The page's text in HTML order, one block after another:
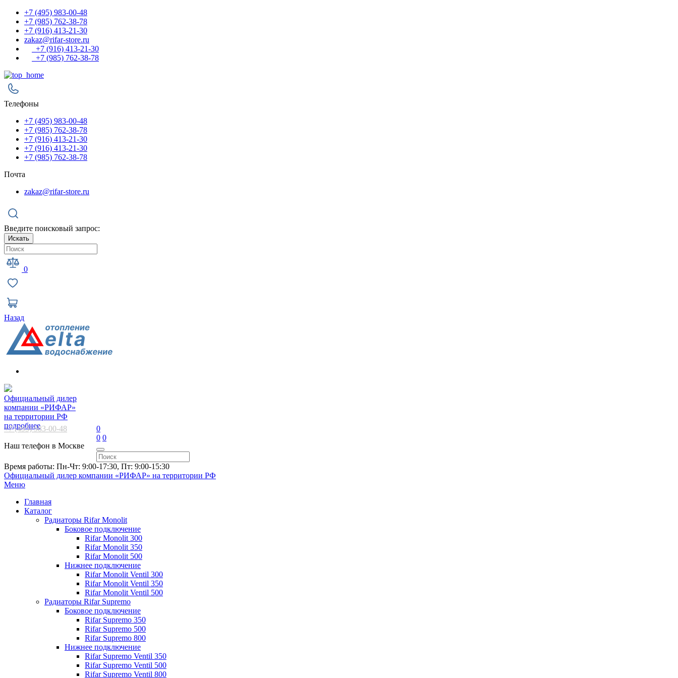
+7 (495) 983-00-48
+7 (985) 762-38-78
+7 (916) 413-21-30
zakaz@rifar-store.ru
+7 (916) 413-21-30
+7 (985) 762-38-78
Телефоны
+7 (495) 983-00-48
+7 (985) 762-38-78
+7 (916) 413-21-30
+7 (916) 413-21-30
+7 (985) 762-38-78
Почта
zakaz@rifar-store.ru
Введите поисковый запрос:
Искать
0
Назад
Официальный дилер
компании «РИФАР»
на территории РФ
подробнее
+7 (495) 983-00-48
Наш телефон в Москве
0
0 0
Время работы: Пн-Чт: 9:00-17:30, Пт: 9:00-15:30
Официальный дилер компании «РИФАР» на территории РФ
Меню
Главная
Каталог
Радиаторы Rifar Monolit
Боковое подключение
Rifar Monolit 300
Rifar Monolit 350
Rifar Monolit 500
Нижнее подключение
Rifar Monolit Ventil 300
Rifar Monolit Ventil 350
Rifar Monolit Ventil 500
Радиаторы Rifar Supremo
Боковое подключение
Rifar Supremo 350
Rifar Supremo 500
Rifar Supremo 800
Нижнее подключение
Rifar Supremo Ventil 350
Rifar Supremo Ventil 500
Rifar Supremo Ventil 800